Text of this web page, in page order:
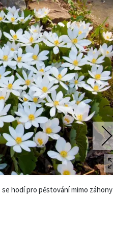
Voda
na
zahradě
Stavby
hodí pro pěstování mimo záhony